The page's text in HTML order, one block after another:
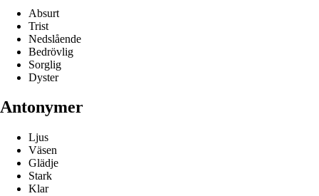
Absurt
Trist
Nedslående
Bedrövlig
Sorglig
Dyster
Antonymer
Ljus
Väsen
Glädje
Stark
Klar